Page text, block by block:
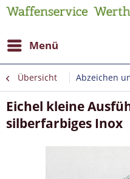
Menü
Übersicht Abzeichen
Eichel kleine
silberfarbiges Inox